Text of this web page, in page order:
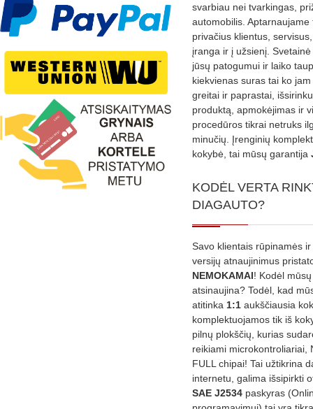
svarbiau nei tvarkingas,
automobilis. Aptarnaujame
privačius klientus,
įranga ir į užsienį.
jūsų patogumui ir laiko
kiekvienas suras tai ko
greitai ir paprastai,
produktą, apmokėjimas ir
procedūros tikrai netruks
minučių. Įrenginių
kokybė, tai mūsų garantija
KODĖL VERTA
DIAGAUTO?
Savo klientais rūpinamės
versijų atnaujinimus
NEMOKAMAI! Kodėl
atsinaujina? Todėl, kad
atitinka 1:1 aukščiausia
komplektuojamos tik iš
pilnų plokščių, kurias
reikiami microkontroliariai,
FULL chipai! Tai užtikrina
internetu, galima išsipirkti
SAE J2534 paskyras